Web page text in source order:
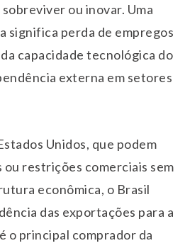
ou inovar. Uma
significa perda de empregos
capacidade tecnológica do
externa em setores
Unidos, que podem
restrições comerciais sem
econômica, o Brasil
das exportações para a
o principal comprador da